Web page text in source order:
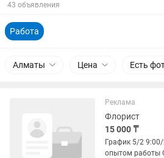
43 объявления
Работа
Алматы Цена Есть
Реклама
Флорист
15 000 ₸
График 5/2 9:00/21:00 Договорная С
опытом работы